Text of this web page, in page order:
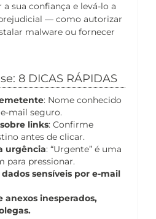
sua confiança e levá-lo a
— como autorizar
malware ou fornecer
8 DICAS RÁPIDAS
: Nome conhecido
mail seguro.
links: Confirme
antes de clicar.
urgência: “Urgente” é uma
para pressionar.
sensíveis por e-mail
anexos inesperados,